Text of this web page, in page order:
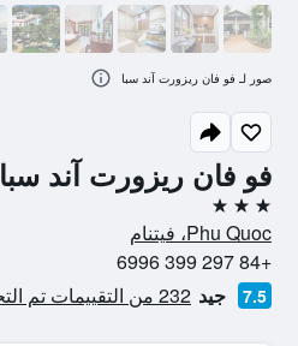
فو فان ريزورت آند سبا
3 نجوم
Phu Quoc، فيتنام
+84 297 399 6996
7.5 جيد 232 من التقييمات تم التحقق منها
صور لـ فو فان ريزورت آند سبا